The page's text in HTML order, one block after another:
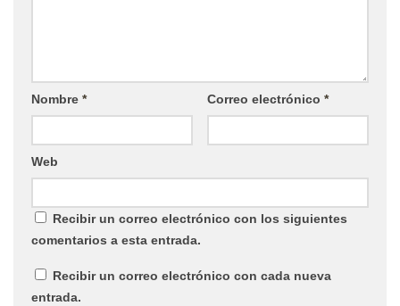
Nombre * Correo electrónico *
Web
Recibir un correo electrónico con los siguientes
comentarios a esta entrada.
Recibir un correo electrónico con cada nueva
entrada.